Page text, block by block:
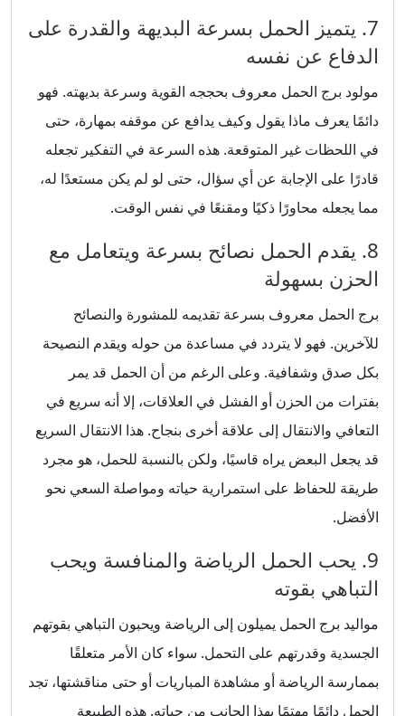
7. يتميز الحمل بسرعة البديهة والقدرة على
الدفاع عن نفسه
مولود برج الحمل معروف بحججه القوية وسرعة بديهته. فهو
دائمًا يعرف ماذا يقول وكيف يدافع عن موقفه بمهارة، حتى
في اللحظات غير المتوقعة. هذه السرعة في التفكير تجعله
قادرًا على الإجابة عن أي سؤال، حتى لو لم يكن مستعدًا له،
مما يجعله محاورًا ذكيًا ومقنعًا في نفس الوقت.
8. يقدم الحمل نصائح بسرعة ويتعامل مع
الحزن بسهولة
برج الحمل معروف بسرعة تقديمه للمشورة والنصائح
للآخرين. فهو لا يتردد في مساعدة من حوله ويقدم النصيحة
بكل صدق وشفافية. وعلى الرغم من أن الحمل قد يمر
بفترات من الحزن أو الفشل في العلاقات، إلا أنه سريع في
التعافي والانتقال إلى علاقة أخرى بنجاح. هذا الانتقال السريع
قد يجعل البعض يراه قاسيًا، ولكن بالنسبة للحمل، هو مجرد
طريقة للحفاظ على استمرارية حياته ومواصلة السعي نحو
الأفضل.
9. يحب الحمل الرياضة والمنافسة ويحب
التباهي بقوته
مواليد برج الحمل يميلون إلى الرياضة ويحبون التباهي بقوتهم
الجسدية وقدرتهم على التحمل. سواء كان الأمر متعلقًا
بممارسة الرياضة أو مشاهدة المباريات أو حتى مناقشتها، تجد
الحمل دائمًا مهتمًا بهذا الجانب من حياته. هذه الطبيعة